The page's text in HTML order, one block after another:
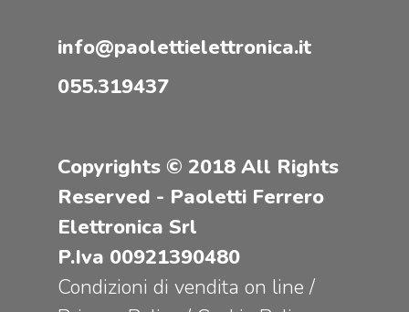
info@paolettielettronica.it
055.319437
Copyrights © 2018 All Rights
Reserved - Paoletti Ferrero
Elettronica Srl
P.Iva 00921390480
Condizioni di vendita on line /